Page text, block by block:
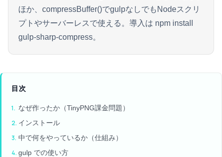
ほか、compressBuffer()でgulpなしでもNodeスクリ
プトやサーバーレスで使える。導入は npm install
gulp-sharp-compress。
目次
なぜ作ったか（TinyPNG課金問題）
インストール
中で何をやっているか（仕組み）
gulp での使い方